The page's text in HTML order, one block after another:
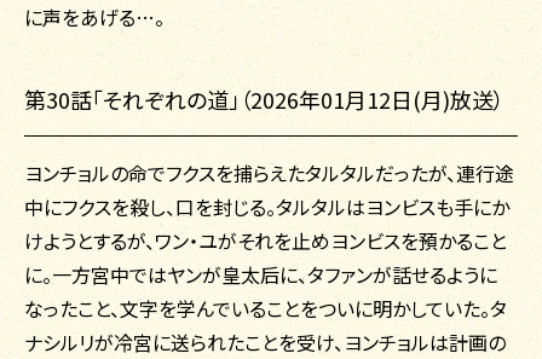
に声をあげる…。
第30話「それぞれの道」（2026年01月12日(月)放送）
ヨンチョルの命でフクスを捕らえたタルタルだったが、連行途
中にフクスを殺し、口を封じる。タルタルはヨンビスも手にか
けようとするが、ワン・ユがそれを止めヨンビスを預かること
に。一方宮中ではヤンが皇太后に、タファンが話せるように
なったこと、文字を学んでいることをついに明かしていた。タ
ナシルリが冷宮に送られたことを受け、ヨンチョルは計画の